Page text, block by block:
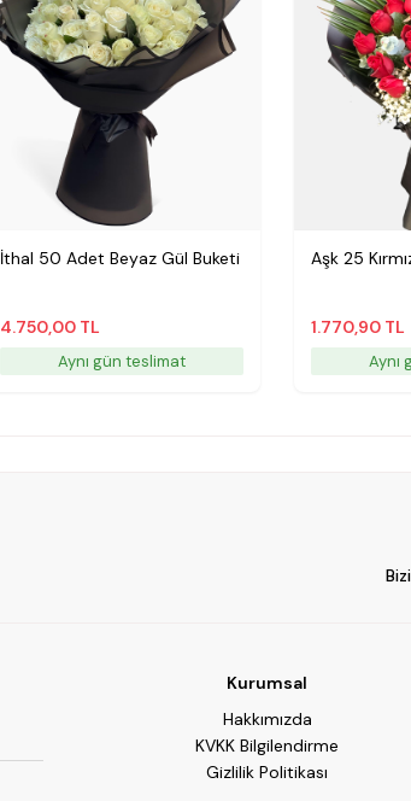
İthal 50 Adet Beyaz Gül Buketi
4.750,00 TL
Aynı gün teslimat
Aşk 25
1.770,90 TL
Aynı
Kurumsal
Hakkımızda
KVKK Bilgilendirme
Gizlilik Politikası